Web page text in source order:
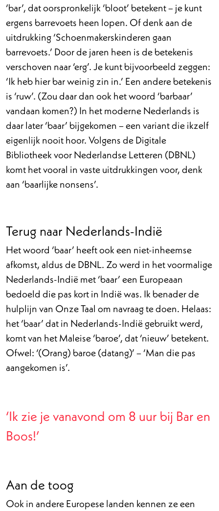
‘bar’, dat oorspronkelijk ‘bloot’ betekent – je kunt
ergens barrevoets heen lopen. Of denk aan de
uitdrukking ‘Schoenmakerskinderen gaan
barrevoets.’ Door de jaren heen is de betekenis
verschoven naar ‘erg’. Je kunt bijvoorbeeld zeggen:
‘Ik heb hier bar weinig zin in.’ Een andere betekenis
is ‘ruw’. (Zou daar dan ook het woord ‘barbaar’
vandaan komen?) In het moderne Nederlands is
daar later ‘baar’ bijgekomen – een variant die ikzelf
eigenlijk nooit hoor. Volgens de Digitale
Bibliotheek voor Nederlandse Letteren (DBNL)
komt het vooral in vaste uitdrukkingen voor, denk
aan ‘baarlijke nonsens’.
Terug naar Nederlands-Indië
Het woord ‘baar’ heeft ook een niet-inheemse
afkomst, aldus de DBNL. Zo werd in het voormalige
Nederlands-Indië met ‘baar’ een Europeaan
bedoeld die pas kort in Indië was. Ik benader de
hulplijn van Onze Taal om navraag te doen. Helaas:
het ‘baar’ dat in Nederlands-Indië gebruikt werd,
komt van het Maleise ‘baroe’, dat ‘nieuw’ betekent.
Ofwel: ‘(Orang) baroe (datang)’ – ‘Man die pas
aangekomen is’.
‘Ik zie je vanavond om 8 uur bij Bar en
Boos!’
Aan de toog
Ook in andere Europese landen kennen ze een